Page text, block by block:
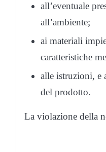
all’eventuale
all’ambiente;
ai materiali
caratteristiche
alle istruzioni, e
del prodotto.
La violazione della